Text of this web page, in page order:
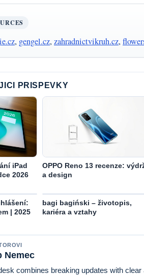
, gengel.cz, zahradnictvikruh.cz,
PRISPEVKY
iPad
2026
OPPO Reno 13 recenze:
a design
| 2025
bagi bagiński – životopis,
kariéra a vztahy
Nemec
combines breaking updates with